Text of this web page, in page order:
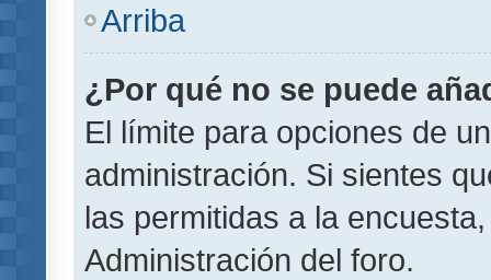
Arriba
¿Por qué no se puede
El límite para opciones de
administración. Si sientes
las permitidas a la
Administración del foro.